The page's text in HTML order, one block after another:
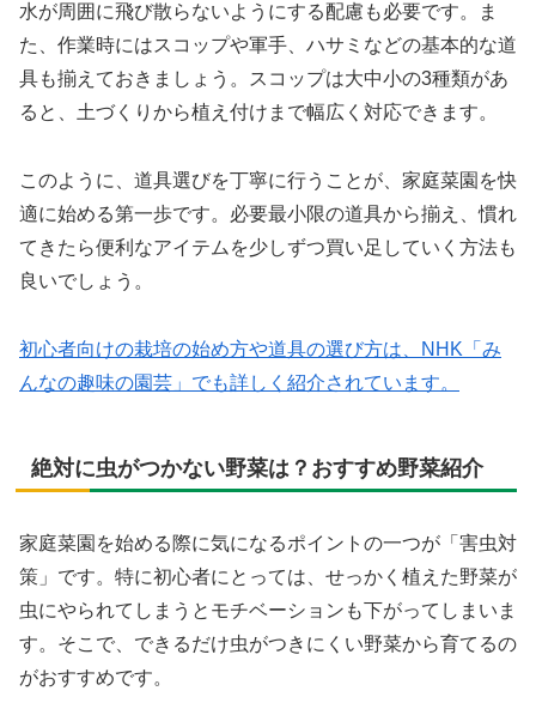
水が周囲に飛び散らないようにする配慮も必要です。ま
た、作業時にはスコップや軍手、ハサミなどの基本的な道
具も揃えておきましょう。スコップは大中小の3種類があ
ると、土づくりから植え付けまで幅広く対応できます。
このように、道具選びを丁寧に行うことが、家庭菜園を快
適に始める第一歩です。必要最小限の道具から揃え、慣れ
てきたら便利なアイテムを少しずつ買い足していく方法も
良いでしょう。
初心者向けの栽培の始め方や道具の選び方は、NHK「み
んなの趣味の園芸」でも詳しく紹介されています。
絶対に虫がつかない野菜は？おすすめ野菜紹介
家庭菜園を始める際に気になるポイントの一つが「害虫対
策」です。特に初心者にとっては、せっかく植えた野菜が
虫にやられてしまうとモチベーションも下がってしまいま
す。そこで、できるだけ虫がつきにくい野菜から育てるの
がおすすめです。